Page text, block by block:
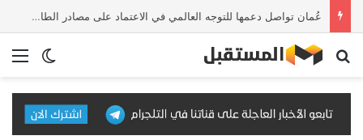
عُمان تواصل دعمها للتوجه العالمي في الاعتماد على مصادر الطاقة النظيفة والمتجددة
الوضع بحث عن